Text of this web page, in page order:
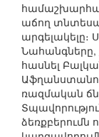
աճող
Նահանգները,
հասնել
ռազմական
ձեռքբերումն